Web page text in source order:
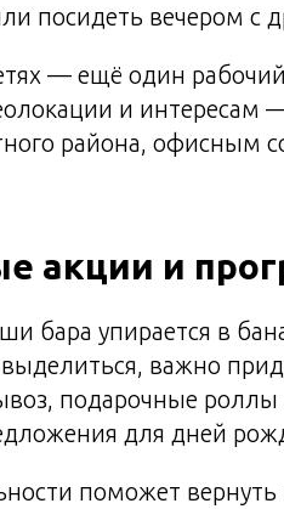
посидеть вечером с
— ещё один
и
района, офисным
акции и
бара упирается в
важно
подарочные
для дней
поможет